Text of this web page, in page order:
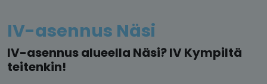
IV-asennus Näsi
IV-asennus alueella Näsi? IV Kympiltä
teitenkin!